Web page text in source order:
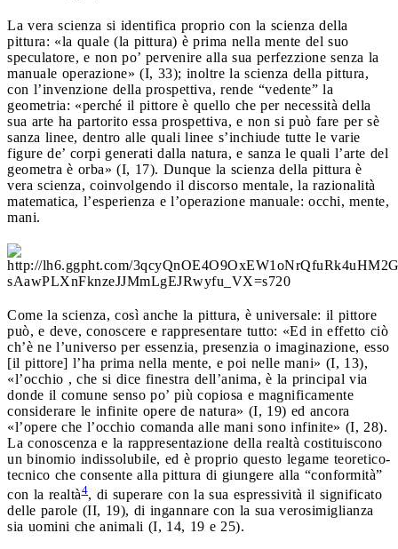
La vera scienza si identifica proprio con la scienza della
pittura: «la quale (la pittura) è prima nella mente del suo
speculatore, e non po’ pervenire alla sua perfezzione senza la
manuale operazione» (I, 33); inoltre la scienza della pittura,
con l’invenzione della prospettiva, rende “vedente” la
geometria: «perché il pittore è quello che per necessità della
sua arte ha partorito essa prospettiva, e non si può fare per sè
sanza linee, dentro alle quali linee s’inchiude tutte le varie
figure de’ corpi generati dalla natura, e sanza le quali l’arte del
geometra è orba» (I, 17). Dunque la scienza della pittura è
vera scienza, coinvolgendo il discorso mentale, la razionalità
matematica, l’esperienza e l’operazione manuale: occhi, mente,
mani.
Come la scienza, così anche la pittura, è universale: il pittore
può, e deve, conoscere e rappresentare tutto: «Ed in effetto ciò
ch’è ne l’universo per essenzia, presenzia o imaginazione, esso
[il pittore] l’ha prima nella mente, e poi nelle mani» (I, 13),
«l’occhio , che si dice finestra dell’anima, è la principal via
donde il comune senso po’ più copiosa e magnificamente
considerare le infinite opere de natura» (I, 19) ed ancora
«l’opere che l’occhio comanda alle mani sono infinite» (I, 28).
La conoscenza e la rappresentazione della realtà costituiscono
un binomio indissolubile, ed è proprio questo legame teoretico-
tecnico che consente alla pittura di giungere alla “conformità”
con la realtà4, di superare con la sua espressività il significato
delle parole (II, 19), di ingannare con la sua verosimiglianza
sia uomini che animali (I, 14, 19 e 25).